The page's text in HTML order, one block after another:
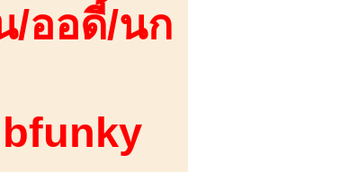
/ออดี้/นก